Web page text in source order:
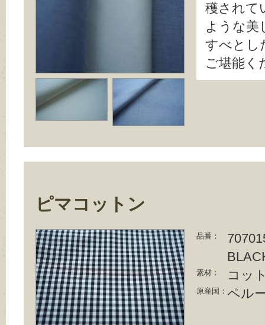
穫されて
ような美
すべとし
ご堪能く
ピマコットン
品番：
素材： コッ
原産国： ペル